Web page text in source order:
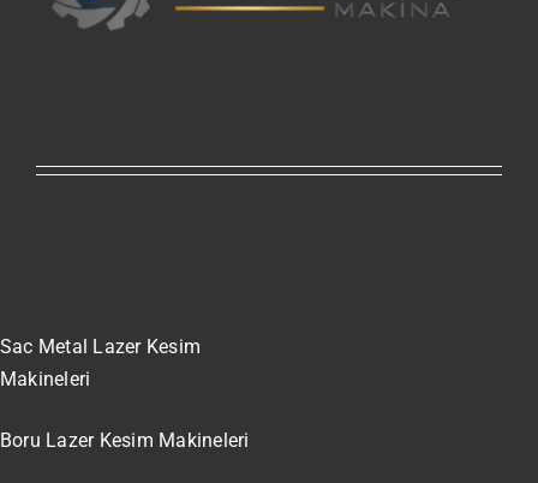
Sac Metal Lazer Kesim
Makineleri
Boru Lazer Kesim Makineleri